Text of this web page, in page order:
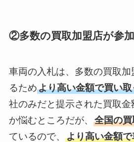
②多数の買取加盟店が参加
車両の入札は、多数の買取
るためより高い金額で買い
社のみだと提示された買取
か悩むところだが、 全国の
ているので、 より高い金額